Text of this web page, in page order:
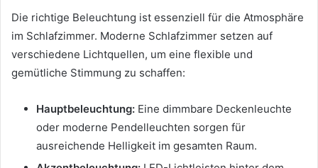
Die richtige Beleuchtung ist essenziell für die Atmosphäre
im Schlafzimmer. Moderne Schlafzimmer setzen auf
verschiedene Lichtquellen, um eine flexible und
gemütliche Stimmung zu schaffen:
Hauptbeleuchtung: Eine dimmbare Deckenleuchte
oder moderne Pendelleuchten sorgen für
ausreichende Helligkeit im gesamten Raum.